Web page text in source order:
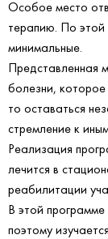
Особое место
терапию. По этой
минимальные.
Представленная
болезни,
то оставаться
стремление к
Реализация
лечится в
реабилитации
В этой
поэтому